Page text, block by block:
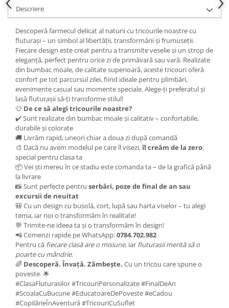
Descriere
Descoperă farmecul delicat al naturii cu tricourile noastre cu
fluturași – un simbol al libertății, transformării și frumuseții.
Fiecare design este creat pentru a transmite veselie și un strop de
eleganță, perfect pentru orice zi de primăvară sau vară. Realizate
din bumbac moale, de calitate superioară, aceste tricouri oferă
confort pe tot parcursul zilei, fiind ideale pentru plimbări,
evenimente casual sau momente speciale. Alege-ți preferatul și
lasă fluturașii să-ți transforme stilul!
👕 De ce să alegi tricourile noastre?
✔️ Sunt realizate din bumbac moale și calitativ – confortabile,
durabile și colorate
🚚 Livrăm rapid, uneori chiar a doua zi după comandă
🎨 Dacă nu avem modelul pe care îl visezi,îl creăm de la zero,
special pentru clasa ta
📦 Vei ști mereu în ce stadiu este comanda ta – de la grafică până
la livrare
📸 Sunt perfecte pentru serbări, poze de final de an sau
excursii de neuitat
🎒 Cu un design cu busolă, cort, lupă sau harta viselor – tu alegi
tema, iar noi o transformăm în realitate!
💬 Trimite-ne ideea ta și o transformăm în design!
📲 Comenzi rapide pe WhatsApp:0784.702.982
Pentru că fiecare clasă are o misiune, iar fluturasii merită să o
poarte cu mândrie.
🌈 Descoperă. Învață. Zâmbește. Cu un tricou care spune o
poveste. 🌟
#ClasaFluturasilor #TricouriPersonalizate #FinalDeAn
#ScoalaCuBucurie #EducatoareDePoveste #eCadou
#CopilărieÎnAventură #TricouriCuSuflet